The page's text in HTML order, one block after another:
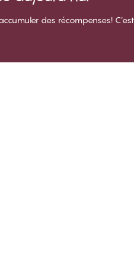
des récompenses!